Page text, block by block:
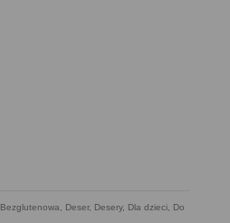
Bezglutenowa Deser, Desery, Dla dzieci Do